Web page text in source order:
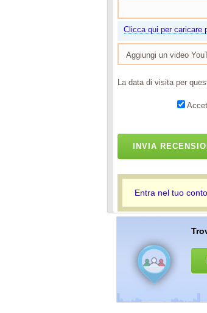
Clicca qui per caricare
La data di visita per
INVIA
Entra nel tuo conto